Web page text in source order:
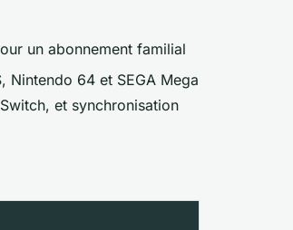
un abonnement familial
Nintendo 64 et SEGA Mega
et synchronisation